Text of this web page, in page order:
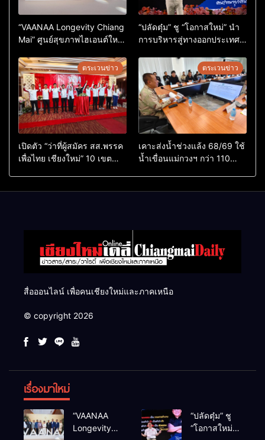
“VAANAA Longevity Chiang
Mai” ศูนย์สุขภาพไฮเอนต์ใหญ่
“ปลัดตุ๋ม” ชู “โอกาสใหม่” นำ
การบริหารสู่ทางออกประเทศ
ตระเวนข่าว
เปิดตัว “ว่าที่ผู้สมัคร สส.พรรค
เพื่อไทย เชียงใหม่” 10 เขต
ตระเวนข่าว
เคาะส่งน้ำช่วงแล้ง 68/69 ใช้
น้ำเขื่อนแม่กวงฯ กว่า 110
สื่อออนไลน์ เพื่อคนเชียงใหม่และภาคเหนือ
© copyright 2026
เรื่องมาใหม่
“VAANAA
Longevity
“ปลัดตุ๋ม” ชู
“โอกาสใหม่”